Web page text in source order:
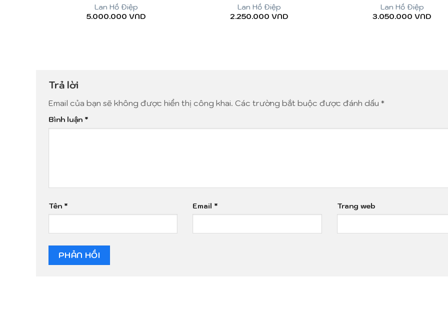
Lan Hồ Điệp
5.000.000 VND
Lan Hồ Điệp
2.250.000 VND
Lan Hồ Điệp
3.050.000 VND
Trả lời
Email của bạn sẽ không được hiển thị công khai. Các trường bắt buộc được đánh dấu *
Bình luận *
Tên * Email * Trang web